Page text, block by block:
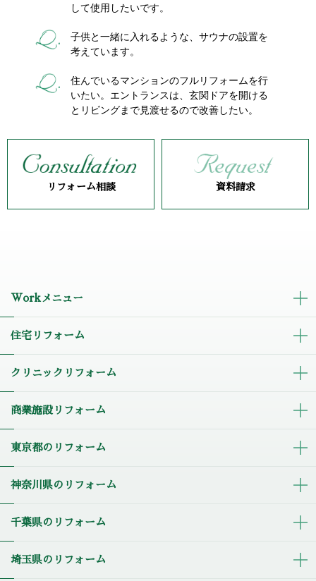
して使用したいです。
子供と一緒に入れるような、サウナの設置を
考えています。
住んでいるマンションのフルリフォームを行
いたい。エントランスは、玄関ドアを開ける
とリビングまで見渡せるので改善したい。
リフォーム相談 資料請求
Workメニュー
住宅リフォーム
クリニックリフォーム
商業施設リフォーム
東京都のリフォーム
神奈川県のリフォーム
千葉県のリフォーム
埼玉県のリフォーム